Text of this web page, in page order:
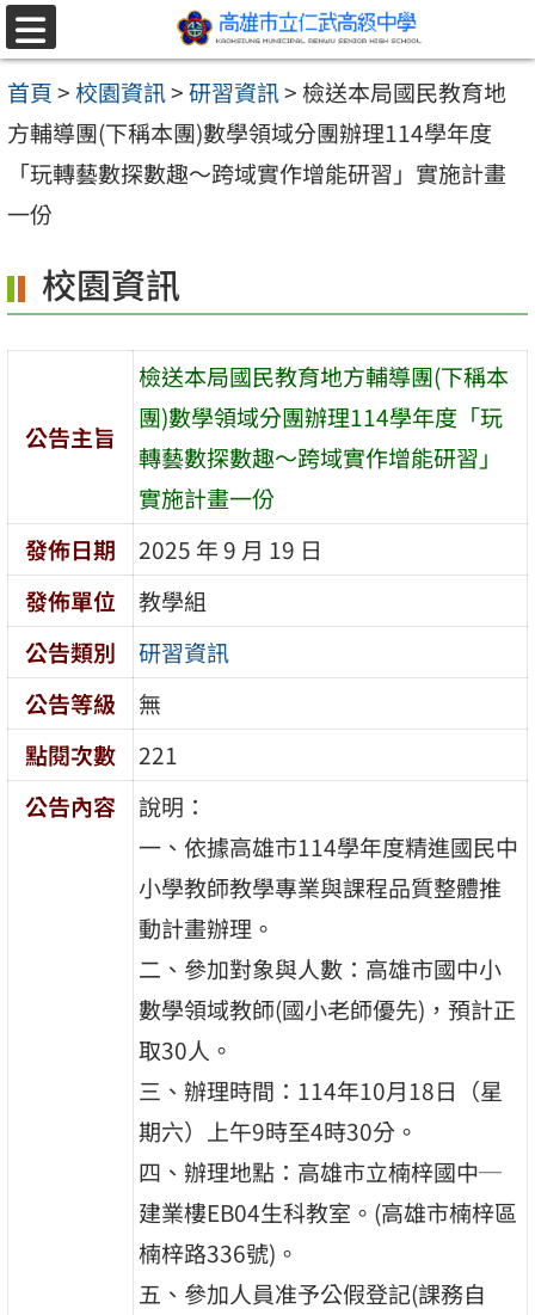
跳至主要內容區
選
單
首頁>校園資訊>研習資訊> 檢送本局國民教育地
方輔導團(下稱本團)數學領域分團辦理114學年度
「玩轉藝數探數趣～跨域實作增能研習」實施計畫
一份
校園資訊
公告主旨
檢送本局國民教育地方輔導團(下稱本
團)數學領域分團辦理114學年度「玩
轉藝數探數趣～跨域實作增能研習」
實施計畫一份
發佈日期
2025 年 9 月 19 日
發佈單位
教學組
公告類別
研習資訊
公告等級
無
點閱次數
221
公告內容
說明：
一、依據高雄市114學年度精進國民中
小學教師教學專業與課程品質整體推
動計畫辦理。
二、參加對象與人數：高雄市國中小
數學領域教師(國小老師優先)，預計正
取30人。
三、辦理時間：114年10月18日（星
期六）上午9時至4時30分。
四、辦理地點：高雄市立楠梓國中─
建業樓EB04生科教室。(高雄市楠梓區
楠梓路336號)。
五、參加人員准予公假登記(課務自